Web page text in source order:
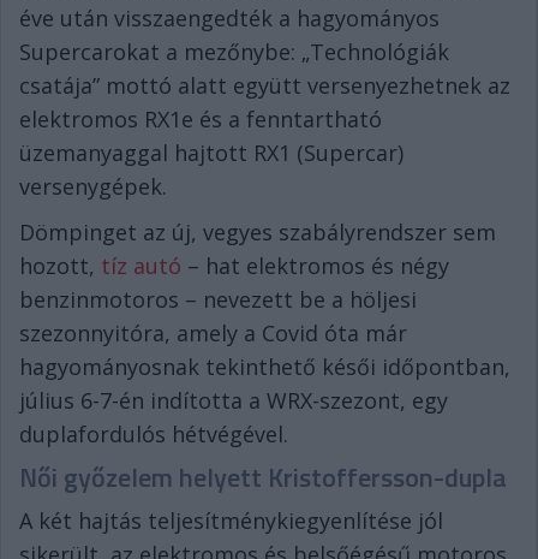
éve után visszaengedték a hagyományos
Supercarokat a mezőnybe: „Technológiák
csatája” mottó alatt együtt versenyezhetnek az
elektromos RX1e és a fenntartható
üzemanyaggal hajtott RX1 (Supercar)
versenygépek.
Dömpinget az új, vegyes szabályrendszer sem
hozott, tíz autó – hat elektromos és négy
benzinmotoros – nevezett be a höljesi
szezonnyitóra, amely a Covid óta már
hagyományosnak tekinthető késői időpontban,
július 6-7-én indította a WRX-szezont, egy
duplafordulós hétvégével.
Női győzelem helyett Kristoffersson-dupla
A két hajtás teljesítménykiegyenlítése jól